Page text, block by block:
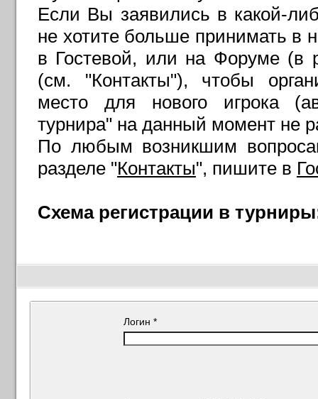
Если Вы заявились в какой-
не хотите больше принимать в
в Гостевой, или на Форуме (в
(см. "Контакты"), чтобы
место для нового игрока
турнира" на данный момент не
По любым возникшим
разделе "Контакты", пишите в
Схема регистрации в
Логин *